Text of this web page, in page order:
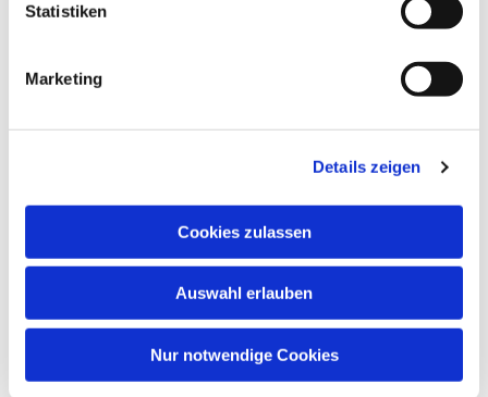
Statistiken
Marketing
Details zeigen
Cookies zulassen
Auswahl erlauben
Nur notwendige Cookies
0151 68134038
Datenschutz
AGB
Widerruf